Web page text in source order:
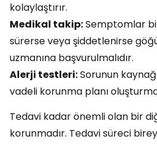
kolaylaştırır.
Medikal takip:Semptomlar
sürerse veya şiddetlenirse
uzmanına başvurulmalıdır.
Alerji testleri:Sorunun
vadeli korunma planı
Tedavi kadar önemli olan bir
korunmadır. Tedavi süreci